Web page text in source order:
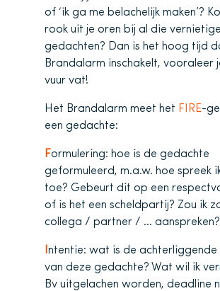
of ‘ik ga me belachelijk maken’?
rook uit je oren bij al die
gedachten? Dan is het hoog tijd
Brandalarm inschakelt, vooraleer
vuur vat!
Het Brandalarm meet het FIRE-
een gedachte:
Formulering: hoe is de gedachte
geformuleerd, m.a.w. hoe spreek
toe? Gebeurt dit op een
of is het een scheldpartij? Zou ik
collega / partner / … aanspreken?
ntentie: wat is de achterliggende
van deze gedachte? Wat wil ik
Bv uitgelachen worden, deadline